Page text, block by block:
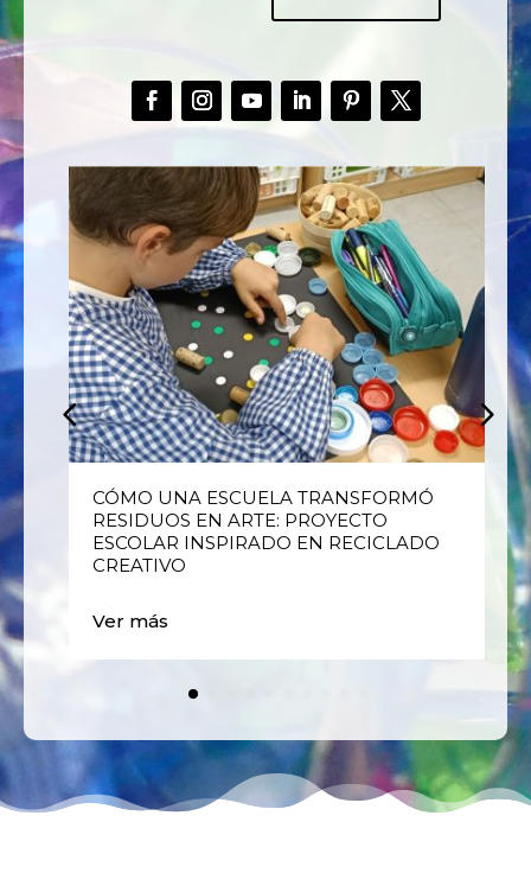
CÓMO UNA ESCUELA TRANSFORMÓ
RESIDUOS EN ARTE: PROYECTO
ESCOLAR INSPIRADO EN RECICLADO
CREATIVO
Ver más